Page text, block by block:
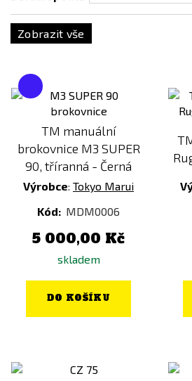
WELL
WoSporT
Ostatní
Písková
Šedá
Stříbrná
Transparentní
Zelená
Zlatá
Žlutá
T-Dean
USB-C
Typ baterie
Doporučená váha munice
0,12g
0,20g - 0,23g
0,32g - 0,36g
0,32g - 0,40g
Zobrazit vše
TM manuální
brokovnice M3 SUPER
90, tříranná - Černá
Výrobce: Tokyo Marui
Kód: MDM0006
5 000,00 Kč
skladem
DO KOŠÍKU